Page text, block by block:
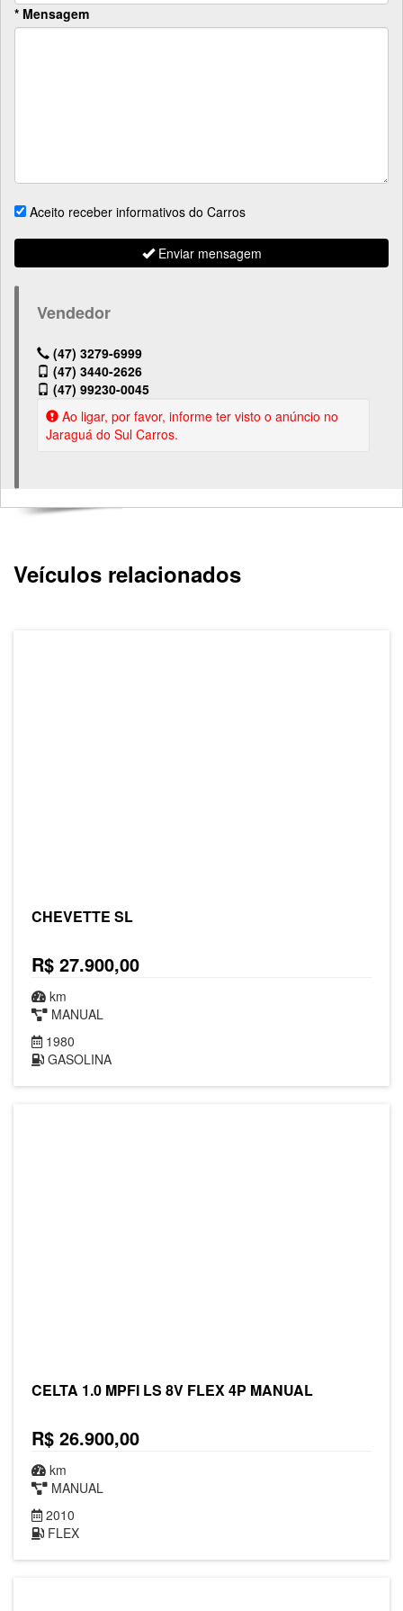
* Mensagem
Aceito receber informativos do Carros
Enviar mensagem
Vendedor
(47) 3279-6999
(47) 3440-2626
(47) 99230-0045
Ao ligar, por favor, informe ter visto o anúncio no
Jaraguá do Sul Carros.
Veículos relacionados
CHEVETTE SL
R$ 27.900,00
km
MANUAL
1980
GASOLINA
CELTA 1.0 MPFI LS 8V FLEX 4P MANUAL
R$ 26.900,00
km
MANUAL
2010
FLEX